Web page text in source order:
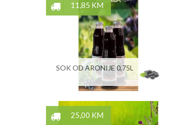
11,85 KM
SOK OD ARONIJE 0,75L
25,00 KM